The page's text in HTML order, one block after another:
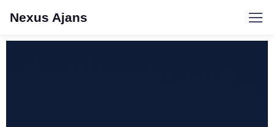
Nexus Ajans